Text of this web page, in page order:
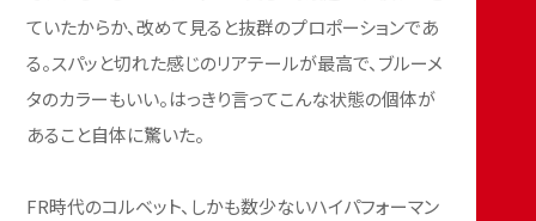
ていたからか、改めて見ると抜群のプロポーションであ
る。スパッと切れた感じのリアテールが最高で、ブルーメ
タのカラーもいい。はっきり言ってこんな状態の個体が
あること自体に驚いた。
FR時代のコルベット、しかも数少ないハイパフォーマン